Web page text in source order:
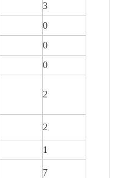
3
0
0
0
2
2
1
7